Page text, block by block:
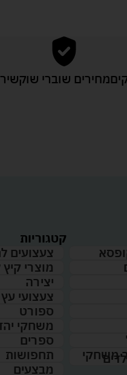
מחירים שוברי שוק
משחקי
קטגוריות
צעצועים
מוצרי קיץ
יצירה
צעצועי עץ
ספורט
משחקי
ספרים
תחפושות
מבצעים